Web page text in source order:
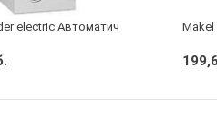
electric Автоматический Makel